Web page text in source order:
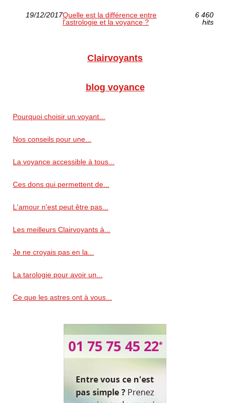
19/12/2017Quelle est la différence entre
l'astrologie et la voyance ?
6 460
hits
Clairvoyants
blog voyance
Pourquoi choisir un voyant...
Nos conseils pour une...
La voyance accessible à tous...
Ces dons qui permettent de...
L'amour n'est peut être pas...
Les meilleurs Clairvoyants à...
Je ne croyais pas en la...
La tarologie pour avoir un...
Ce que les astres ont à vous...